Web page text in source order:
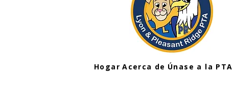
Hogar Acerca de Únase a la PTA